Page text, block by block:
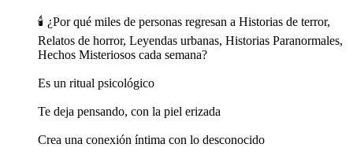
🕯️ ¿Por qué miles de personas regresan a Historias de terror,
Relatos de horror, Leyendas urbanas, Historias Paranormales,
Hechos Misteriosos cada semana?
Es un ritual psicológico
Te deja pensando, con la piel erizada
Crea una conexión íntima con lo desconocido